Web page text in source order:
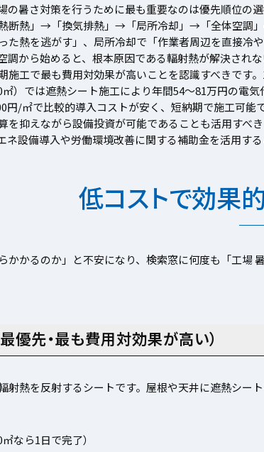
の暑さ対策を行うために最も重要なのは優先順位の選
断熱」→「換気排熱」→「局所冷却」→「全体空調
た熱を逃がす」、局所冷却で「作業者周辺を直接
調から始めると、根本原因である輻射熱が解決されな
施工で最も費用対効果が高いことを認識すべきです
）では遮熱シート施工により年間54〜81万円の電
円/㎡で比較的導入コストが安く、短納期で施工可能で
を抑えながら設備投資が可能であることも活用すべ
ネ設備導入や労働環境改善に関する補助金を活用す
低コストで効果
かかるのか」と不安になり、検索窓に何度も「工場
優先・最も費用対効果が高い）
射熱を反射するシートです。屋根や天井に遮熱シー
なら1日で完了）